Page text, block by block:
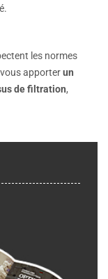
les normes
apporterun
de filtration,